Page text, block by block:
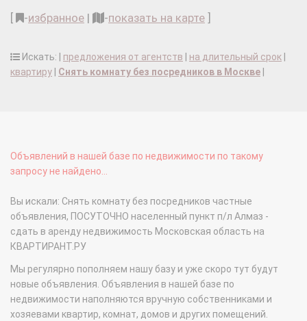
-избранное | -показать на карте
Искать: | предложения от агентств на длительный срок
квартиру
Снять комнату без посредников в Москве
Объявлений в нашей базе по недвижимости по такому
запросу не найдено...
Вы искали: Снять комнату без посредников частные
объявления, ПОСУТОЧНО населенный пункт п/л Алмаз -
сдать в аренду недвижимость Московская область на
КВАРТИРАНТ.РУ
Мы регулярно пополняем нашу базу и уже скоро тут будут
новые объявления. Объявления в нашей базе по
недвижимости наполняются вручную собственниками и
хозяевами квартир, комнат, домов и других помещений.